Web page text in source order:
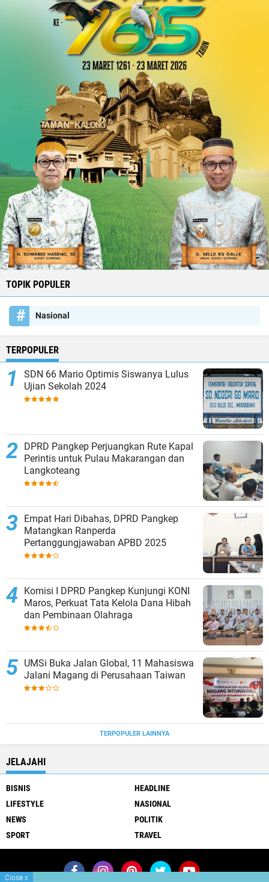
TOPIK POPULER
Nasional
TERPOPULER
SDN 66 Mario Optimis Siswanya Lulus
Ujian Sekolah 2024
DPRD Pangkep Perjuangkan Rute Kapal
Perintis untuk Pulau Makarangan dan
Langkoteang
Empat Hari Dibahas, DPRD Pangkep
Matangkan Ranperda
Pertanggungjawaban APBD 2025
Komisi I DPRD Pangkep Kunjungi KONI
Maros, Perkuat Tata Kelola Dana Hibah
dan Pembinaan Olahraga
UMSi Buka Jalan Global, 11 Mahasiswa
Jalani Magang di Perusahaan Taiwan
TERPOPULER LAINNYA
JELAJAHI
BISNIS
HEADLINE
LIFESTYLE
NASIONAL
NEWS
POLITIK
SPORT
TRAVEL
Close x